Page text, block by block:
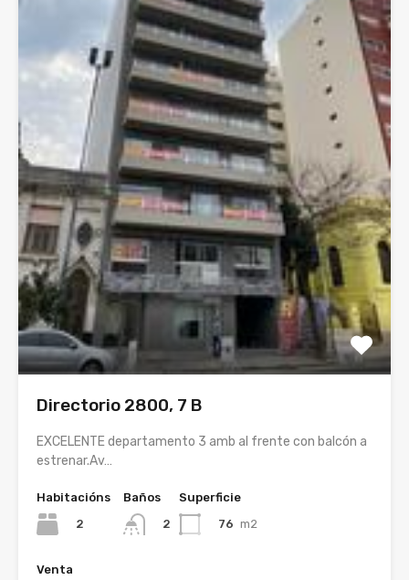
Directorio 2800, 7 B
EXCELENTE departamento 3 amb al frente con balcón a
estrenar.Av…
Habitacións
2
Baños
2
Superficie
76 m2
Venta